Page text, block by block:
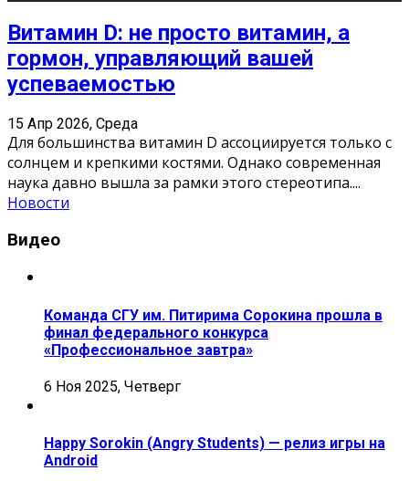
Витамин D: не просто витамин, а
гормон, управляющий вашей
успеваемостью
15 Апр 2026, Среда
Для большинства витамин D ассоциируется только с
солнцем и крепкими костями. Однако современная
наука давно вышла за рамки этого стереотипа....
Новости
Видео
Команда СГУ им. Питирима Сорокина прошла в
финал федерального конкурса
«Профессиональное завтра»
6 Ноя 2025, Четверг
Happy Sorokin (Angry Students) — релиз игры на
Android